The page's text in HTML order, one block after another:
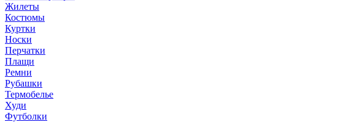
Жилеты
Костюмы
Куртки
Носки
Перчатки
Плащи
Ремни
Рубашки
Термобелье
Худи
Футболки